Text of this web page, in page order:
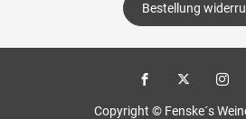
Bestellung
Copyright © Fenske´s